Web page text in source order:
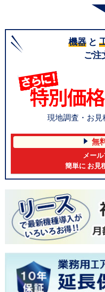
機器 と
ご注
現地調査・お
無
メー
簡単に お見